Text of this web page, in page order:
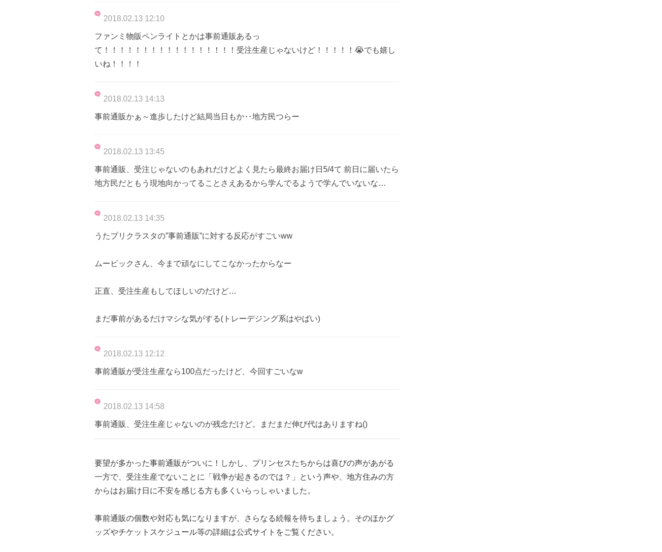
2018.02.13 12:10
ファンミ物販ペンライトとかは事前通販あるっ
て！！！！！！！！！！！！！！！！！受注生産じゃないけど！！！！！😭でも嬉し
いね！！！！
2018.02.13 14:13
事前通販かぁ～進歩したけど結局当日もか‥地方民つらー
2018.02.13 13:45
事前通販、受注じゃないのもあれだけどよく見たら最終お届け日5/4て 前日に届いたら
地方民だともう現地向かってることさえあるから学んでるようで学んでいないな…
2018.02.13 14:35
うたプリクラスタの”事前通販”に対する反応がすごいww
ムービックさん、今まで頑なにしてこなかったからなー
正直、受注生産もしてほしいのだけど…
まだ事前があるだけマシな気がする(トレーデジング系はやばい)
2018.02.13 12:12
事前通販が受注生産なら100点だったけど、今回すごいなw
2018.02.13 14:58
事前通販、受注生産じゃないのが残念だけど。まだまだ伸び代はありますね()
要望が多かった事前通販がついに！しかし、プリンセスたちからは喜びの声があがる
一方で、受注生産でないことに「戦争が起きるのでは？」という声や、地方住みの方
からはお届け日に不安を感じる方も多くいらっしゃいました。
事前通販の個数や対応も気になりますが、さらなる続報を待ちましょう。そのほかグ
ッズやチケットスケジュール等の詳細は公式サイトをご覧ください。